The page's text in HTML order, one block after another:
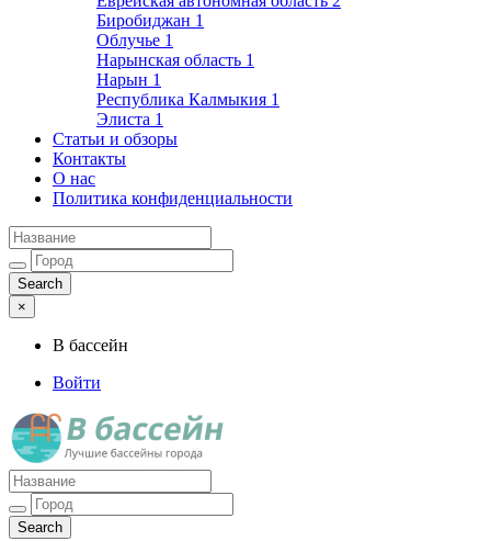
Биробиджан 1
Облучье 1
Нарынская область 1
Нарын 1
Республика Калмыкия 1
Элиста 1
Статьи и обзоры
Контакты
О нас
Политика конфиденциальности
×
В бассейн
Войти
Лучшие бассейны города